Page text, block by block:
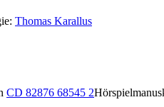
Thomas Karallus
CD 82876 68545 2